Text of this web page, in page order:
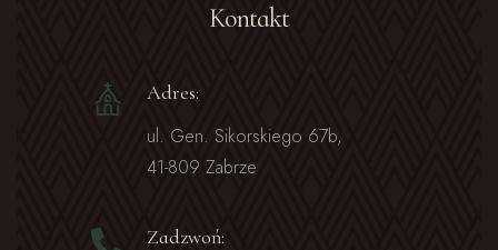
Kontakt
Adres:
ul. Gen. Sikorskiego 67b,
41-809 Zabrze
Zadzwoń: